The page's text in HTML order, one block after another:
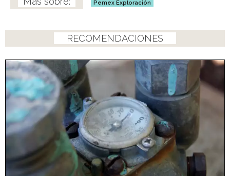
Pemex Exploración
RECOMENDACIONES